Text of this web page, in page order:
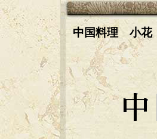
中国料理 小花